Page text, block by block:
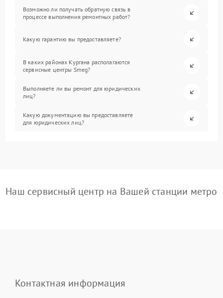
Возможно ли получать обратную связь в
процессе выполнения ремонтных работ?
Какую гарантию вы предоставляете?
В каких районах Кургана располагаются
сервисные центры Smeg?
Выполняете ли вы ремонт для юридических
лиц?
Какую документацию вы предоставляете
для юридических лиц?
Наш сервисный центр на Вашей станции метро
Контактная информация